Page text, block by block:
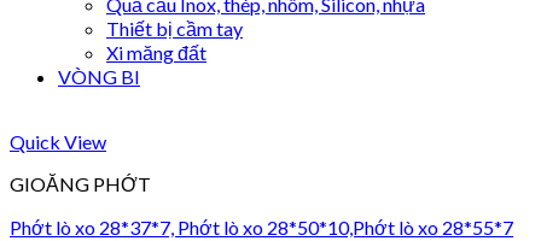
Thiết bị cầm tay
Xi măng đất
VÒNG BI
Quick View
GIOĂNG PHỚT
Phớt lò xo 28*37*7, Phớt lò xo 28*50*10,Phớt lò xo 28*55*7